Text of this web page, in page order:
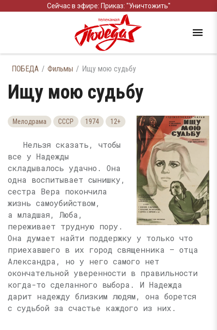
Сейчас в эфире: Приказ: "Уничтожить"
ПОБЕДА Фильмы Ищу мою судьбу
Ищу мою судьбу
Мелодрама СССР 1974 12+
Нельзя сказать, чтобы
все у Надежды
складывалось удачно. Она
одна воспитывает сынишку,
сестра Вера покончила
жизнь самоубийством,
а младшая, Люба,
переживает трудную пору.
Она думает найти поддержку у только что
приехавшего в их город священника — отца
Александра, но у него самого нет
окончательной уверенности в правильности
когда-то сделанного выбора. И Надежда
дарит надежду близким людям, она борется
с судьбой за счастье каждого из них.